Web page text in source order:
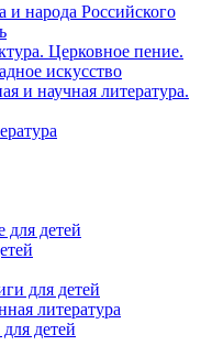
и народа Российского
Церковное пение.
искусство
и научная литература.
детей
для детей
литература
детей